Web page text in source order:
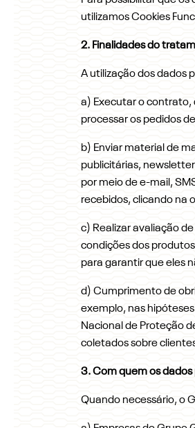
utilizamos Cookies
2. Finalidades do
A utilização dos dados
a) Executar o contrato,
processar os pedidos
b) Enviar material de
publicitárias,
por meio de e-mail,
recebidos, clicando na
c) Realizar avaliação
condições dos
para garantir que eles
d) Cumprimento de
exemplo, nas
Nacional de Proteção
coletados sobre
3. Com quem os
Quando necessário, o